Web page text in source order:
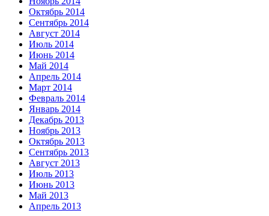
Октябрь 2014
Сентябрь 2014
Август 2014
Июль 2014
Июнь 2014
Май 2014
Апрель 2014
Март 2014
Февраль 2014
Январь 2014
Декабрь 2013
Ноябрь 2013
Октябрь 2013
Сентябрь 2013
Август 2013
Июль 2013
Июнь 2013
Май 2013
Апрель 2013